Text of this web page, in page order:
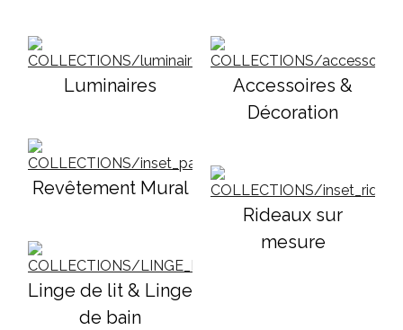
Luminaires
Accessoires &
Décoration
Revêtement Mural
Rideaux sur
mesure
Linge de lit & Linge
de bain